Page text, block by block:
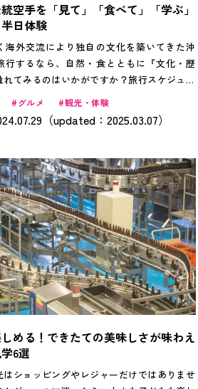
空手を「見て」「食べて」「学ぶ」
日体験
海外交流により独自の文化を築いてきた沖
行するなら、自然・食とともに『文化・歴
れてみるのはいかがですか？旅行スケジュー
てる欲張りさんも必見！今、外国人観光客に
空手』を気軽に体験してみませんか？
グルメ 観光・体験
（updated：2025.03.07）
める！できたての美味しさが味わえ
6選
はショッピングやレジャーだけではありませ